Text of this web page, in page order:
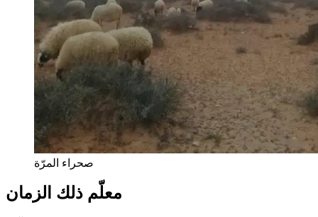
صحراء المرّة
معلّم ذلك الزمان